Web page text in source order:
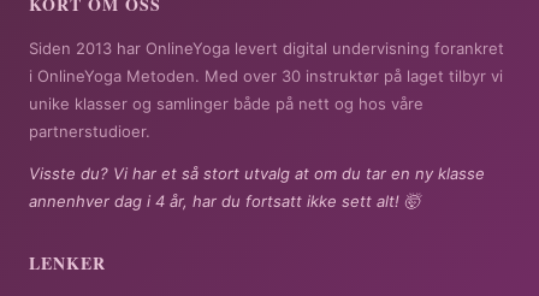
Siden 2013 har OnlineYoga levert digital undervisning forankret
i OnlineYoga Metoden. Med over 30 instruktør på laget tilbyr vi
unike klasser og samlinger både på nett og hos våre
partnerstudioer.
Visste du? Vi har et så stort utvalg at om du tar en ny klasse
annenhver dag i 4 år, har du fortsatt ikke sett alt! 🤯
LENKER